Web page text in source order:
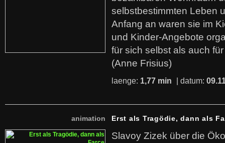
selbstbestimmten Leben
Anfang an waren sie im
und Kinder-Angebote
für sich selbst als auch
(Anne Frisius)
laenge: 1,77 min | datum:
animation Erst als Tragödie, dann als
Slavoy Zizek über die